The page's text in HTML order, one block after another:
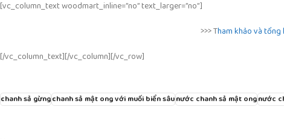
[vc_column_text woodmart_inline=”no” text_larger=”no”]
>>> Tham khảo và
[/vc_column_text][/vc_column][/vc_row]
chanh sả gừngchanh sả mật ong với muối biển sâunước chanh sả mật ongnước